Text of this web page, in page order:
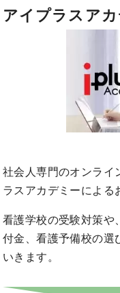
アイプラスア
社会人専門のオンライ
ラスアカデミーによる
看護学校の受験対策や
付金、看護予備校の選
いきます。